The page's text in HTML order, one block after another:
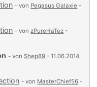
- von Pegasus Galaxie -
- vonzPureHaTez -
- vonShep89 - 11.06.2014,
- von MasterChief56 -